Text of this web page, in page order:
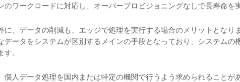
のワークロードに対応し、オーバープロビジョニングなしで長寿命を
に、データの削減も、エッジで処理を実行する場合のメリットとな
データをシステムが区別するメインの手段となっており、システムの
。
個人データ処理を国内または特定の機関で行うよう求められることが